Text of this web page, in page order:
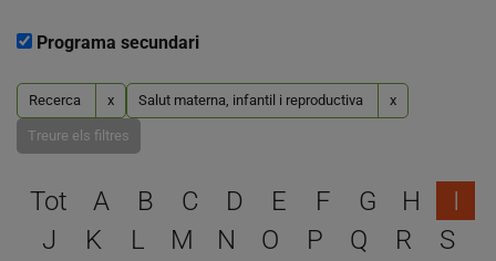
Programa secundari
Recerca x Salut materna, infantil i reproductiva x
Treure els filtres
Escull una lletra per filtrar
Tot A B C D E F G H
I
J
K L M N O P Q R
S